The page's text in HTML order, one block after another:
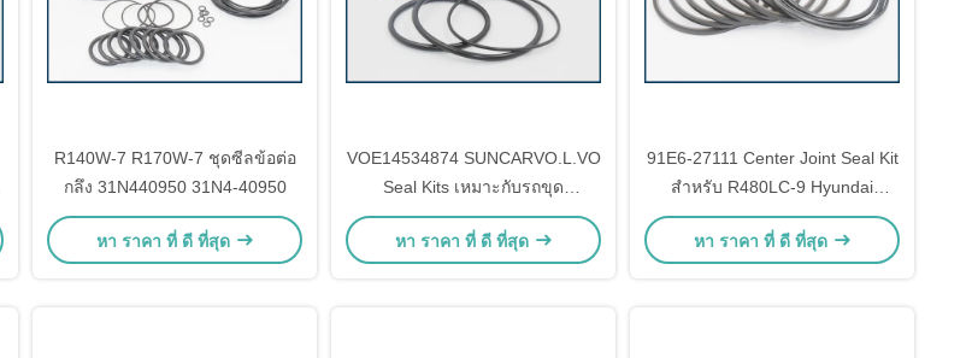
R140W-7 R170W-7 ชุดซีลข้อต่อ
กลึง 31N440950 31N4-40950
หา ราคา ที่ ดี ที่สุด
VOE14534874 SUNCARVO.L.VO
Seal Kits เหมาะกับรถขุด
SUNCARVO.L.VO EC55C
หา ราคา ที่ ดี ที่สุด
91E6-27111 Center Joint Seal Kit
สำหรับ R480LC-9 Hyundai
Excavator
หา ราคา ที่ ดี ที่สุด